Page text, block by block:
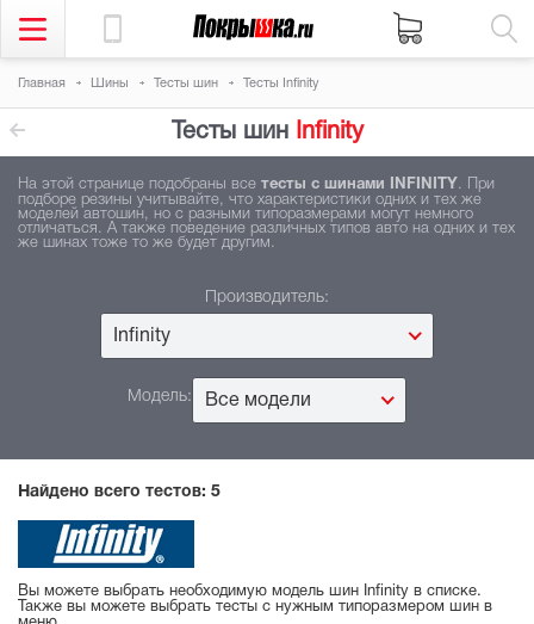
Главная Шины Тесты шин Тесты Infinity
Тесты шин Infinity
На этой странице подобраны все тесты с шинами INFINITY. При
подборе резины учитывайте, что характеристики одних и тех же
моделей автошин, но с разными типоразмерами могут немного
отличаться. А также поведение различных типов авто на одних и тех
же шинах тоже то же будет другим.
Производитель:
Infinity
Модель: Все модели
Найдено всего тестов: 5
Вы можете выбрать необходимую модель шин Infinity в списке.
Также вы можете выбрать тесты с нужным типоразмером шин в